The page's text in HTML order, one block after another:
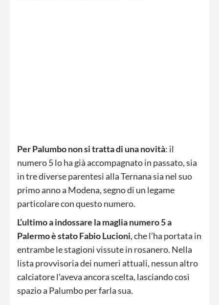
Per Palumbo non si tratta di una novità: il
numero 5 lo ha già accompagnato in passato, sia
in tre diverse parentesi alla Ternana sia nel suo
primo anno a Modena, segno di un legame
particolare con questo numero.
L’ultimo a indossare la maglia numero 5 a
Palermo è stato Fabio Lucioni, che l’ha portata in
entrambe le stagioni vissute in rosanero. Nella
lista provvisoria dei numeri attuali, nessun altro
calciatore l’aveva ancora scelta, lasciando così
spazio a Palumbo per farla sua.